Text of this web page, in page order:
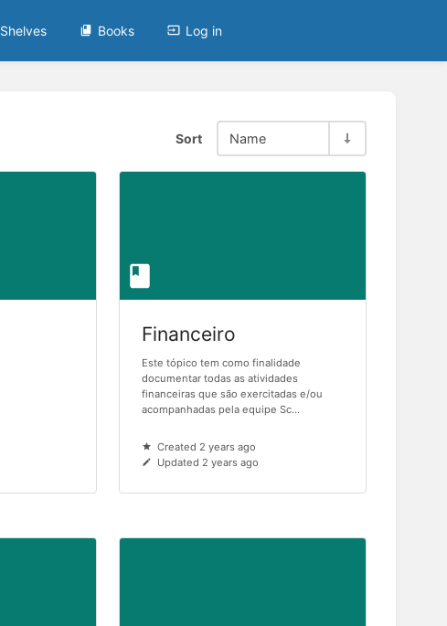
Shelves Books Log in
Sort Name
Financeiro
Este tópico tem como finalidade
documentar todas as atividades
financeiras que são exercitadas e/ou
acompanhadas pela equipe Sc...
Created 2 years ago
Updated 2 years ago